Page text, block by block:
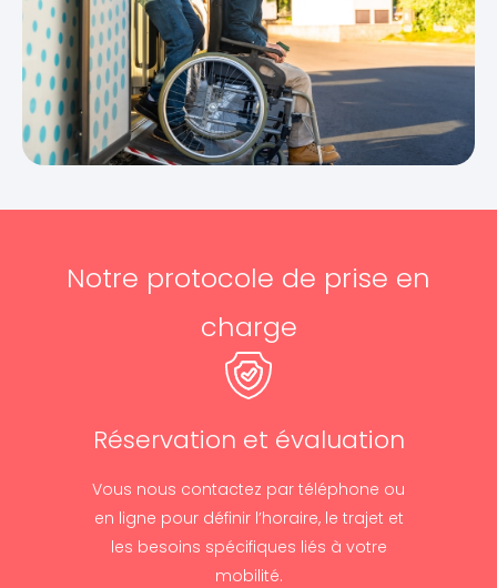
Notre protocole de prise en
charge
Réservation et évaluation
Vous nous contactez par téléphone ou
en ligne pour définir l’horaire, le trajet et
les besoins spécifiques liés à votre
mobilité.